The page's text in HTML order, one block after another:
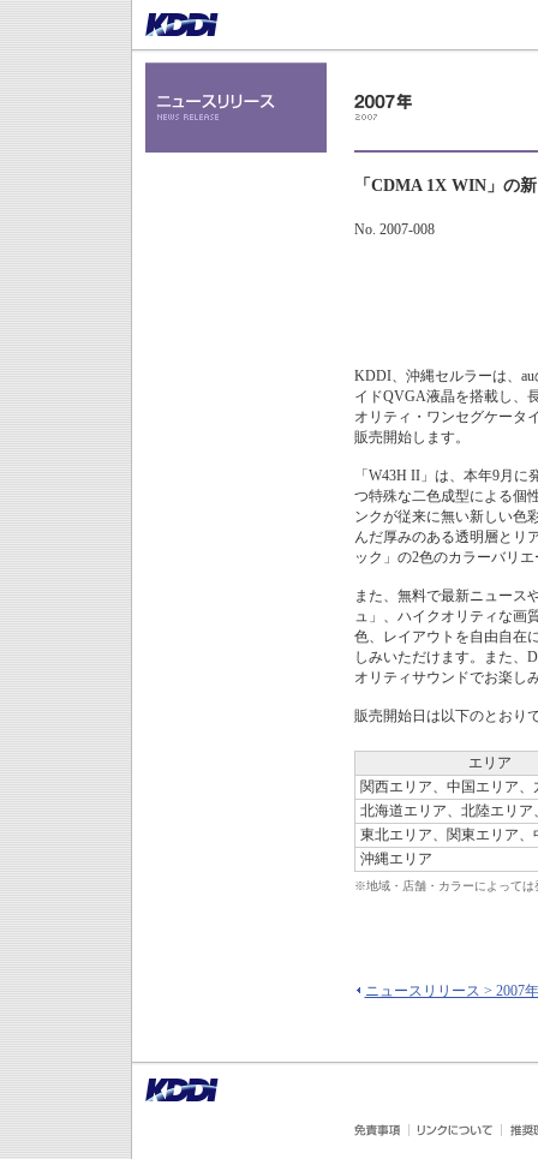
「CDMA 1X WIN」の
No. 2007-008
KDDI、沖縄セルラーは、
イドQVGA液晶を搭載し、
オリティ・ワンセグケータ
販売開始します。
「W43H II」は、本年9月
つ特殊な二色成型による個
ンクが従来に無い新しい色
んだ厚みのある透明層とリ
ック」の2色のカラーバリ
また、無料で最新ニュース
ュ」、ハイクオリティな画
色、レイアウトを自由自在
しみいただけます。また、
オリティサウンドでお楽し
販売開始日は以下のとおり
エリア
関西エリア、中国エリア、
北海道エリア、北陸エリア
東北エリア、関東エリア、
沖縄エリア
※地域・店舗・カラーによって
ニュースリリース > 2007年